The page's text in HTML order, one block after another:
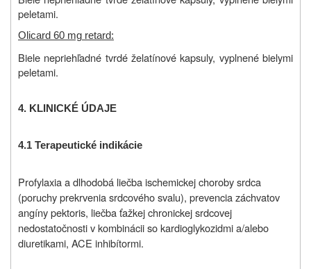
peletami.
Olicard 60 mg retard:
Biele nepriehľadné tvrdé želatínové kapsuly, vyplnené bielymi
peletami.
4. KLINICKÉ ÚDAJE
4.1 Terapeutické indikácie
Profylaxia a dlhodobá liečba ischemickej choroby srdca
(poruchy prekrvenia srdcového svalu), prevencia záchvatov
angíny pektoris, liečba ťažkej chronickej srdcovej
nedostatočnosti v kombinácii so kardioglykozidmi a/alebo
diuretikami, ACE inhibítormi.